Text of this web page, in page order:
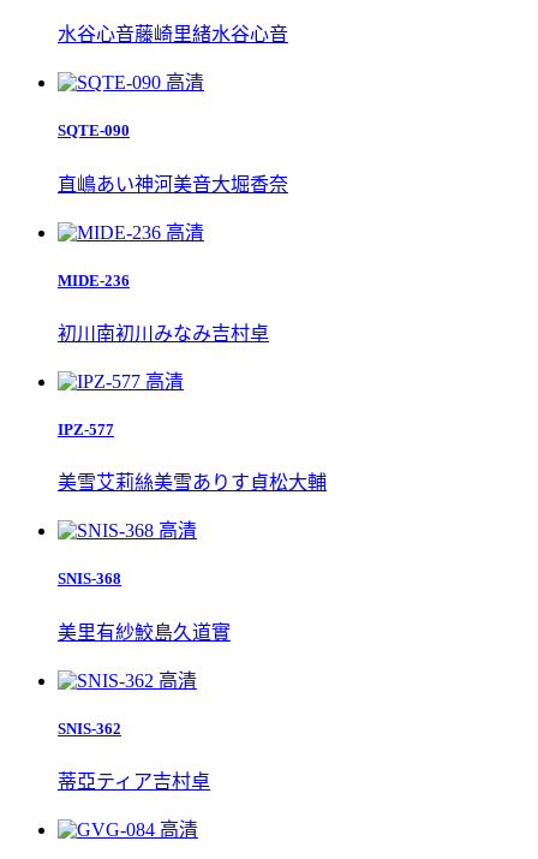
水谷心音藤崎里緒水谷心音
高清
SQTE-090
直嶋あい神河美音大堀香奈
高清
MIDE-236
初川南初川みなみ吉村卓
高清
IPZ-577
美雪艾莉絲美雪ありす貞松大輔
高清
SNIS-368
美里有紗鮫島久道實
高清
SNIS-362
蒂亞ティア吉村卓
高清